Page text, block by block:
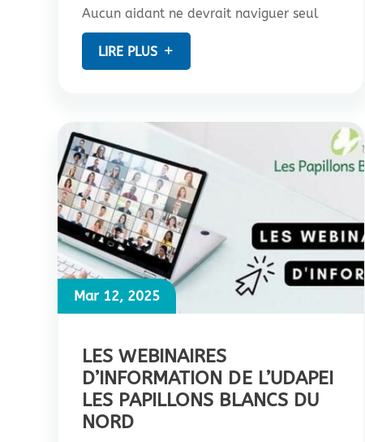
Aucun aidant ne devrait naviguer seul
LIRE PLUS
Mar 12, 2025
LES WEBINAIRES
D’INFORMATION DE L’UDAPEI
LES PAPILLONS BLANCS DU
NORD